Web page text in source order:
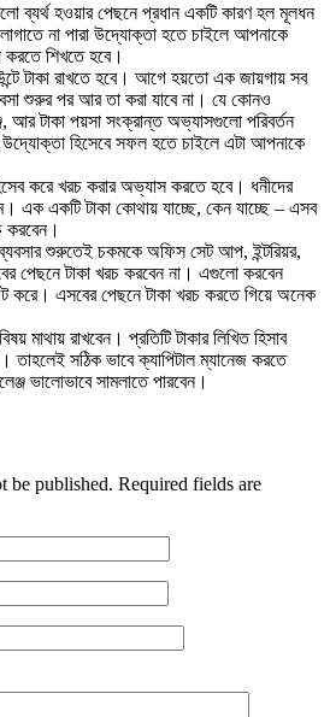
ব্যর্থ হওয়ার পেছনে প্রধান একটি কারণ হল মূলধন
না পারা উদ্যোক্তা হতে চাইলে আপনাকে
করতে শিখতে হবে।
টাকা রাখতে হবে। আগে হয়তো এক জায়গায় সব
শুরুর পর আর তা করা যাবে না। যে কোনও
আর টাকা পয়সা সংক্রান্ত অভ্যাসগুলো পরিবর্তন
হিসেবে সফল হতে চাইলে এটা আপনাকে
করে খরচ করার অভ্যাস করতে হবে। ধনীদের
একটি টাকা কোথায় যাচ্ছে, কেন যাচ্ছে – এসব
করবেন।
শুরুতেই চকমকে অফিস সেট আপ, ইন্টরিয়র,
পেছনে টাকা খরচ করবেন না। এগুলো করবেন
করে। এসবের পেছনে টাকা খরচ করতে গিয়ে অনেক
মাথায় রাখবেন। প্রতিটি টাকার লিখিত হিসাব
তাহলেই সঠিক ভাবে ক্যাপিটাল ম্যানেজ করতে
ভালোভাবে সামলাতে পারবেন।
be published. Required fields are